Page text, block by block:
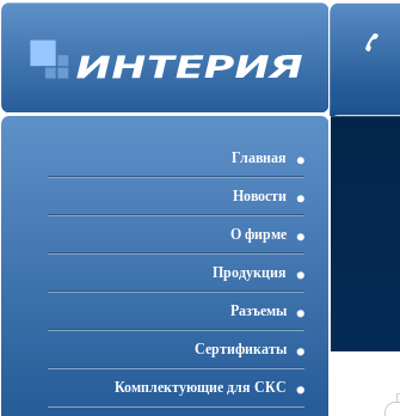
Главная
Новости
О фирме
Продукция
Разъемы
Cертификаты
Комплектующие для СКС